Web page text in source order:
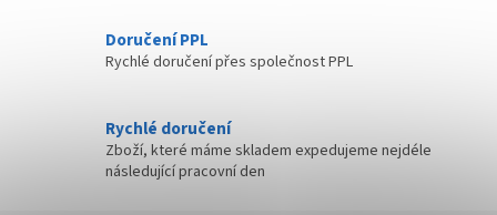
Doručení PPL
Rychlé doručení přes společnost PPL
Rychlé doručení
Zboží, které máme skladem expedujeme nejdéle
následující pracovní den